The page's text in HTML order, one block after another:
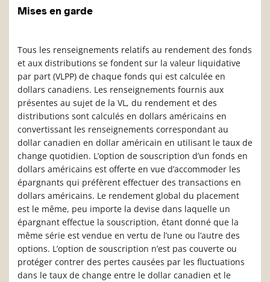
Mises en garde
Tous les renseignements relatifs au rendement des fonds
et aux distributions se fondent sur la valeur liquidative
par part (VLPP) de chaque fonds qui est calculée en
dollars canadiens. Les renseignements fournis aux
présentes au sujet de la VL, du rendement et des
distributions sont calculés en dollars américains en
convertissant les renseignements correspondant au
dollar canadien en dollar américain en utilisant le taux de
change quotidien. L’option de souscription d’un fonds en
dollars américains est offerte en vue d’accommoder les
épargnants qui préfèrent effectuer des transactions en
dollars américains. Le rendement global du placement
est le même, peu importe la devise dans laquelle un
épargnant effectue la souscription, étant donné que la
même série est vendue en vertu de l’une ou l’autre des
options. L’option de souscription n’est pas couverte ou
protéger contrer des pertes causées par les fluctuations
dans le taux de change entre le dollar canadien et le